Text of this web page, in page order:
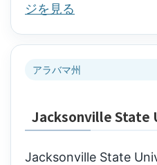
ジを見る
アラバマ州
Jacksonville State
Jacksonville State